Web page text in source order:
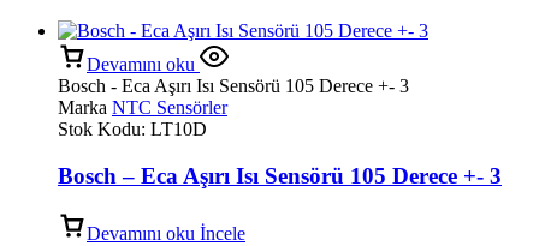
Devamını oku
Bosch - Eca Aşırı Isı Sensörü 105 Derece +- 3
Marka NTC Sensörler
Stok Kodu: LT10D
Bosch – Eca Aşırı Isı Sensörü 105 Derece +- 3
Devamını oku İncele